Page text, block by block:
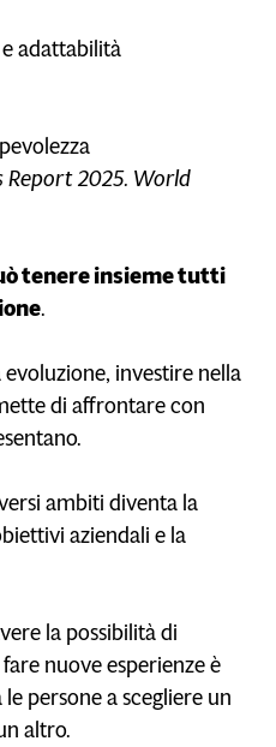
adattabilità
2025. World
tenere insieme tutti
.
investire nella
di affrontare con
ambiti diventa la
aziendali e la
la possibilità di
nuove esperienze è
persone a scegliere un
altro.